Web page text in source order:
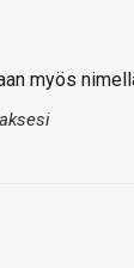
myös